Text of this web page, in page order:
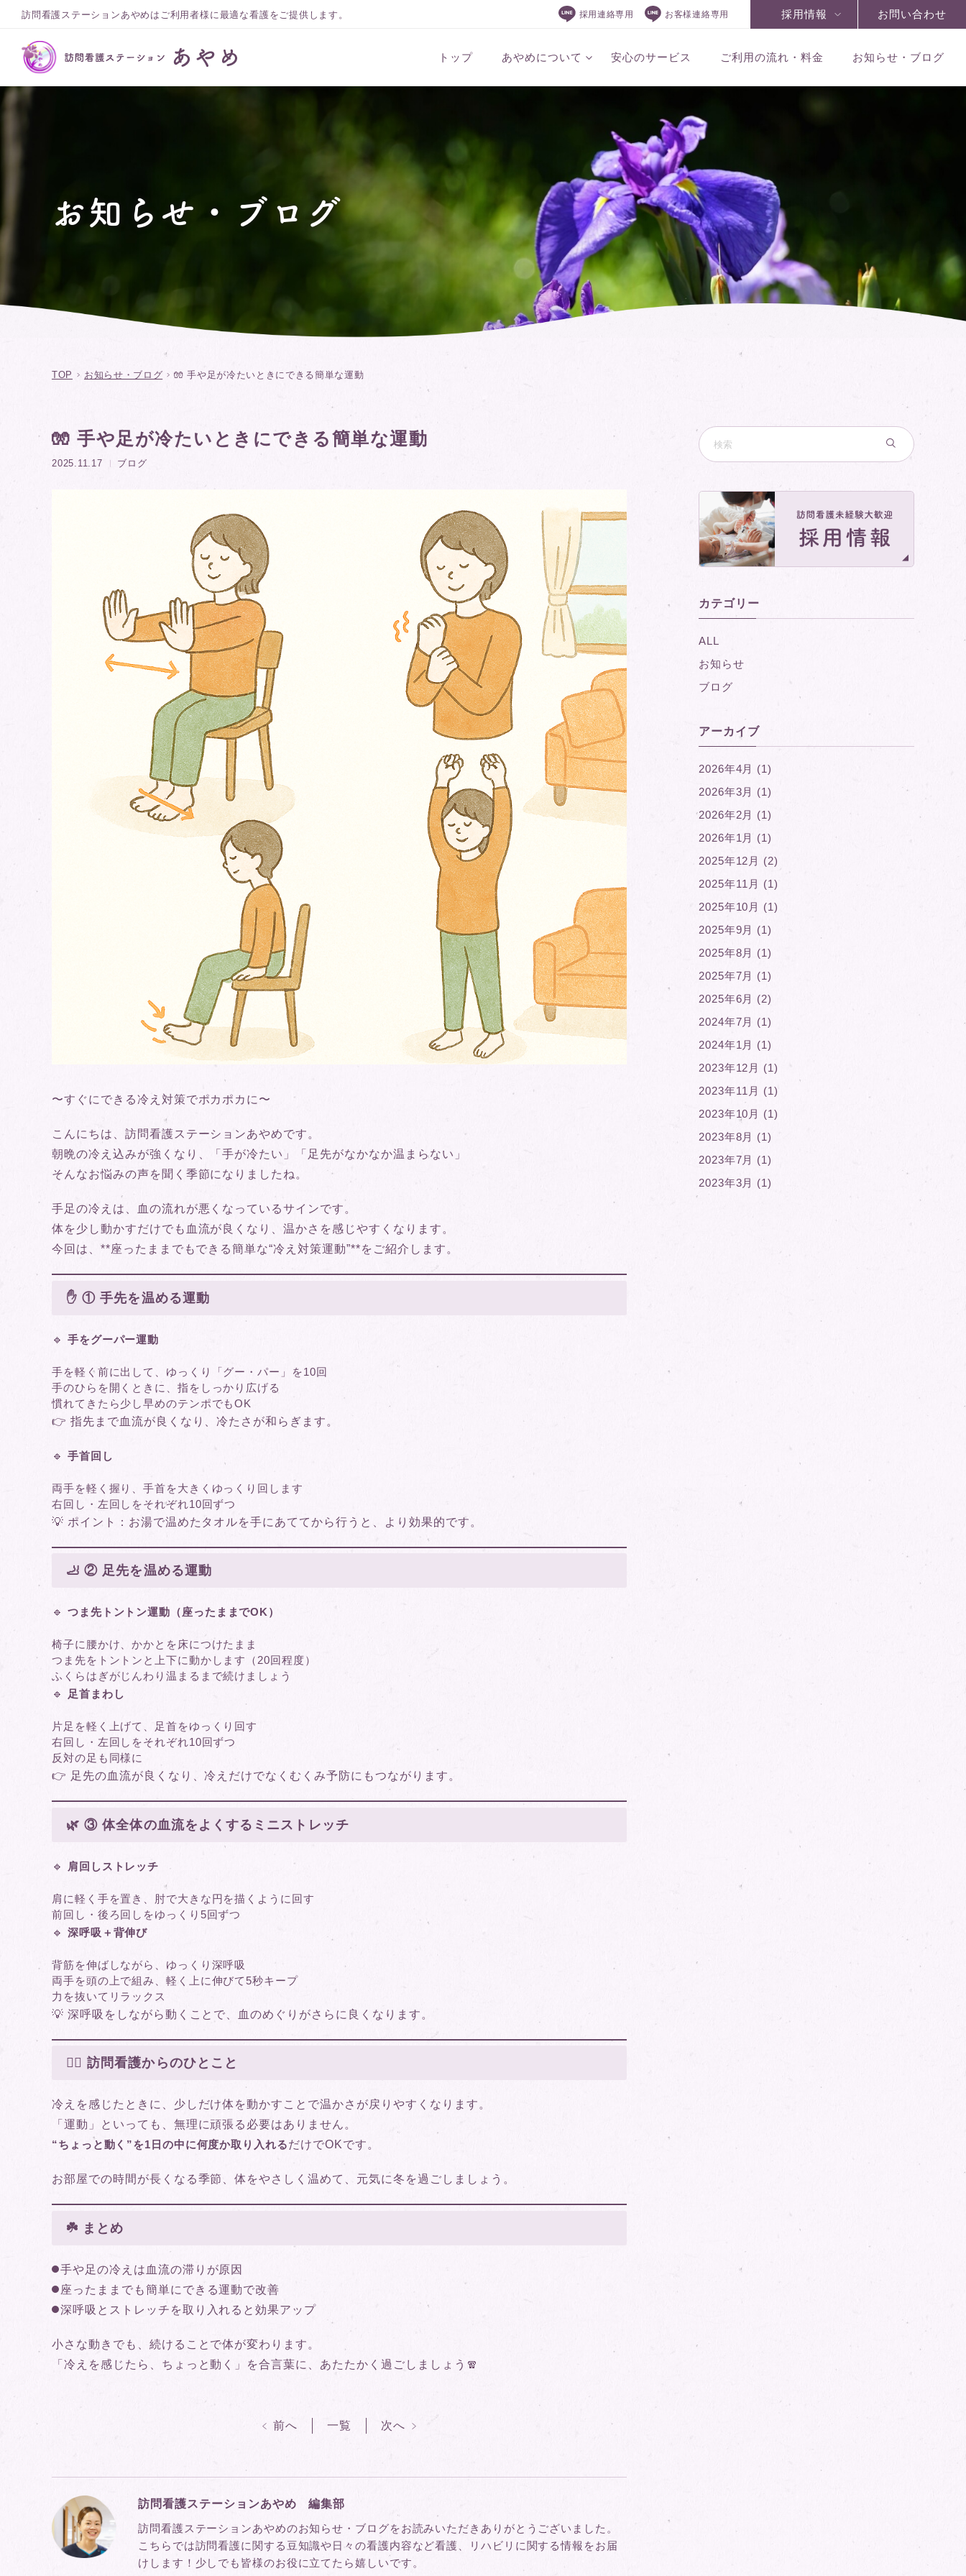
訪問看護ステーションあやめはご利用者様に最適な看護をご提供します。 採用連絡専用 お客様連絡専用 採用情報 お問い合わせ
トップ あやめについて 安心のサービス ご利用の流れ・料金 お知らせ・ブログ
お知らせ・ブログ
TOP お知らせ・ブログ 🧤 手や足が冷たいときにできる簡単な運動
🧤 手や足が冷たいときにできる簡単な運動
2025.11.17 ブログ
〜すぐにできる冷え対策でポカポカに〜
こんにちは、訪問看護ステーションあやめです。
朝晩の冷え込みが強くなり、「手が冷たい」「足先がなかなか温まらない」
そんなお悩みの声を聞く季節になりましたね。
手足の冷えは、血の流れが悪くなっているサインです。
体を少し動かすだけでも血流が良くなり、温かさを感じやすくなります。
今回は、**座ったままでもできる簡単な“冷え対策運動”**をご紹介します。
✋ ① 手先を温める運動
🔹 手をグーパー運動
手を軽く前に出して、ゆっくり「グー・パー」を10回
手のひらを開くときに、指をしっかり広げる
慣れてきたら少し早めのテンポでもOK
👉 指先まで血流が良くなり、冷たさが和らぎます。
🔹 手首回し
両手を軽く握り、手首を大きくゆっくり回します
右回し・左回しをそれぞれ10回ずつ
💡 ポイント：お湯で温めたタオルを手にあててから行うと、より効果的です。
🦶 ② 足先を温める運動
🔹 つま先トントン運動（座ったままでOK）
椅子に腰かけ、かかとを床につけたまま
つま先をトントンと上下に動かします（20回程度）
ふくらはぎがじんわり温まるまで続けましょう
🔹
足首まわし
片足を軽く上げて、足首をゆっくり回す
右回し・左回しをそれぞれ10回ずつ
反対の足も同様に
👉 足先の血流が良くなり、冷えだけでなくむくみ予防にもつながります。
🌿 ③ 体全体の血流をよくするミニストレッチ
🔹 肩回しストレッチ
肩に軽く手を置き、肘で大きな円を描くように回す
前回し・後ろ回しをゆっくり5回ずつ
🔹 深呼吸＋背伸び
背筋を伸ばしながら、ゆっくり深呼吸
両手を頭の上で組み、軽く上に伸びて5秒キープ
力を抜いてリラックス
💡 深呼吸をしながら動くことで、血のめぐりがさらに良くなります。
👩‍⚕️ 訪問看護からのひとこと
冷えを感じたときに、少しだけ体を動かすことで温かさが戻りやすくなります。
「運動」といっても、無理に頑張る必要はありません。
“ちょっと動く”を1日の中に何度か取り入れるだけでOKです。
お部屋での時間が長くなる季節、体をやさしく温めて、元気に冬を過ごしましょう。
☘️ まとめ
手や足の冷えは血流の滞りが原因
座ったままでも簡単にできる運動で改善
深呼吸とストレッチを取り入れると効果アップ
小さな動きでも、続けることで体が変わります。
「冷えを感じたら、ちょっと動く」を合言葉に、あたたかく過ごしましょう🧣
前へ 一覧 次へ
訪問看護ステーションあやめ 編集部
訪問看護ステーションあやめのお知らせ・ブログをお読みいただきありがとうございました。
こちらでは訪問看護に関する豆知識や日々の看護内容など看護、リハビリに関する情報をお届
けします！少しでも皆様のお役に立てたら嬉しいです。
カテゴリー
ALL
お知らせ
ブログ
アーカイブ
2026年4月 (1)
2026年3月 (1)
2026年2月 (1)
2026年1月 (1)
2025年12月 (2)
2025年11月 (1)
2025年10月 (1)
2025年9月 (1)
2025年8月 (1)
2025年7月 (1)
2025年6月 (2)
2024年7月 (1)
2024年1月 (1)
2023年12月 (1)
2023年11月 (1)
2023年10月 (1)
2023年8月 (1)
2023年7月 (1)
2023年3月 (1)